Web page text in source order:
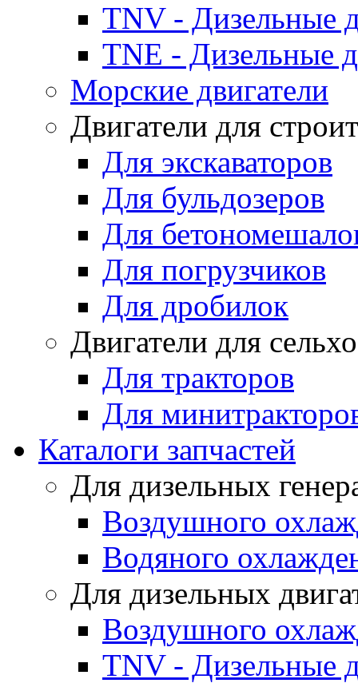
TNV - Дизельные
TNE - Дизельные
Морские двигатели
Двигатели для
Для экскаваторов
Для бульдозеров
Для
Для погрузчиков
Для дробилок
Двигатели для
Для тракторов
Для
Каталоги запчастей
Для дизельных
Воздушного
Водяного
Для дизельных
Воздушного
TNV - Дизельные